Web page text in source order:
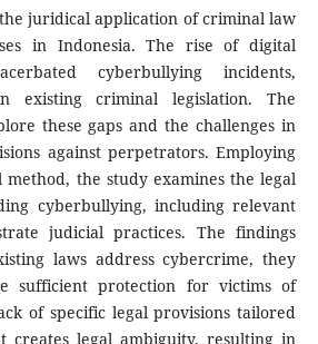
juridical application of criminal law
in Indonesia. The rise of digital
cyberbullying incidents,
existing criminal legislation. The
these gaps and the challenges in
against perpetrators. Employing
the study examines the legal
cyberbullying, including relevant
judicial practices. The findings
laws address cybercrime, they
sufficient protection for victims of
of specific legal provisions tailored
creates legal ambiguity, resulting in